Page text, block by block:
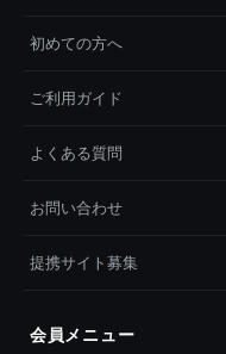
初めての方へ
ご利用ガイド
よくある質問
お問い合わせ
提携サイト募集
会員メニュー